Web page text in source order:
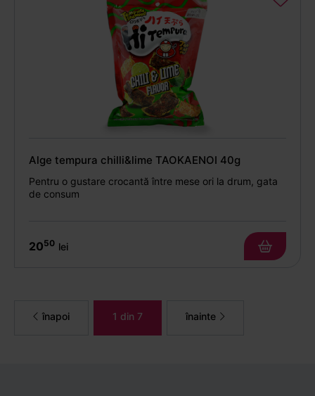
Alge tempura chilli&lime TAOKAENOI 40g
Pentru o gustare crocantă între mese ori la drum, gata
de consum
2050 lei
înapoi 1 din 7 înainte